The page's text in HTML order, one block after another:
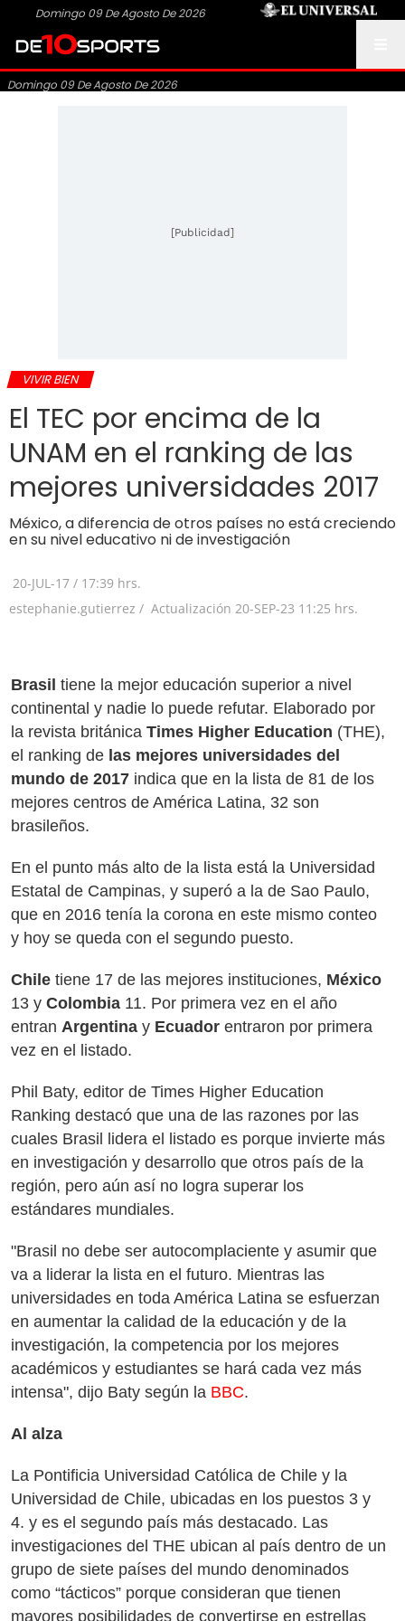
Domingo 09 De Agosto De 2026
Domingo 09 De Agosto De 2026
[Publicidad]
VIVIR BIEN
El TEC por encima de la
UNAM en el ranking de las
mejores universidades 2017
México, a diferencia de otros países no está creciendo
en su nivel educativo ni de investigación
20-JUL-17 / 17:39 hrs.
estephanie.gutierrez / Actualización 20-SEP-23 11:25 hrs.
Brasil tiene la mejor educación superior a nivel
continental y nadie lo puede refutar. Elaborado por
la revista británica Times Higher Education (THE),
el ranking de las mejores universidades del
mundo de 2017 indica que en la lista de 81 de los
mejores centros de América Latina, 32 son
brasileños.
En el punto más alto de la lista está la Universidad
Estatal de Campinas, y superó a la de Sao Paulo,
que en 2016 tenía la corona en este mismo conteo
y hoy se queda con el segundo puesto.
Chile tiene 17 de las mejores instituciones, México
13 y Colombia 11. Por primera vez en el año
entran Argentina y Ecuador entraron por primera
vez en el listado.
Phil Baty, editor de Times Higher Education
Ranking destacó que una de las razones por las
cuales Brasil lidera el listado es porque invierte más
en investigación y desarrollo que otros país de la
región, pero aún así no logra superar los
estándares mundiales.
"Brasil no debe ser autocomplaciente y asumir que
va a liderar la lista en el futuro. Mientras las
universidades en toda América Latina se esfuerzan
en aumentar la calidad de la educación y de la
investigación, la competencia por los mejores
académicos y estudiantes se hará cada vez más
intensa", dijo Baty según la BBC.
Al alza
La Pontificia Universidad Católica de Chile y la
Universidad de Chile, ubicadas en los puestos 3 y
4. y es el segundo país más destacado. Las
investigaciones del THE ubican al país dentro de un
grupo de siete países del mundo denominados
como “tácticos” porque consideran que tienen
mayores posibilidades de convertirse en estrellas